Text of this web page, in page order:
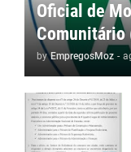
Oficial de
Comunitário
by EmpregosMoz -